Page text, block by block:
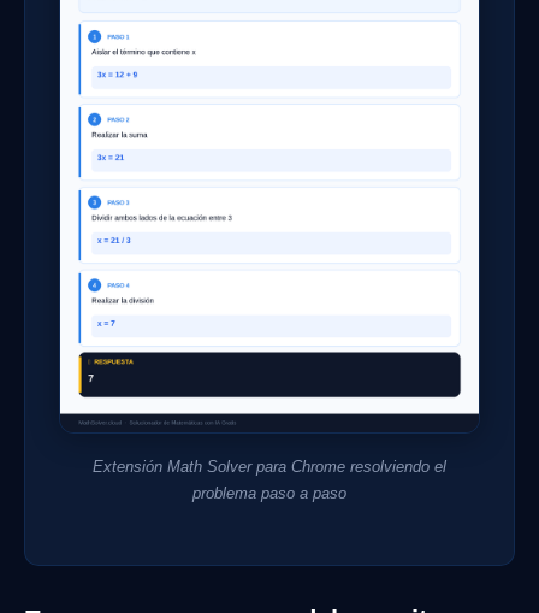
Extensión Math Solver para Chrome resolviendo el
problema paso a paso